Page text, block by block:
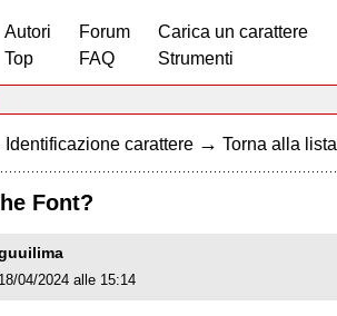
Autori
Top
Forum
FAQ
Carica un carattere
Strumenti
Identificazione carattere → Torna alla lista
Font?
18/04/2024 alle 15:14